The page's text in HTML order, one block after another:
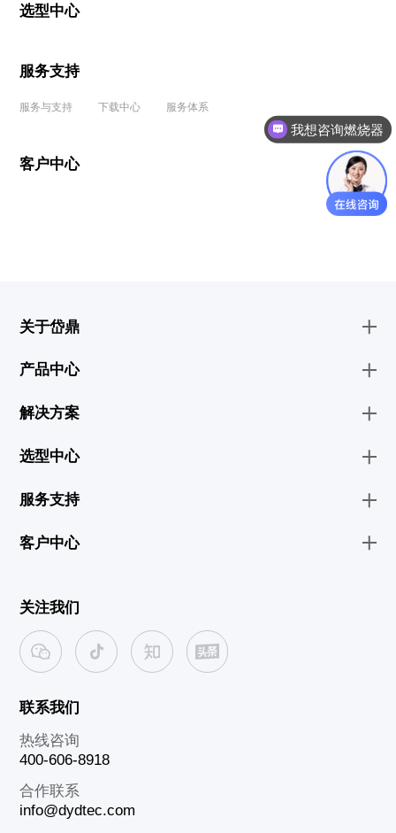
选型中心
服务支持
服务与支持 下载中心 服务体系
客户中心
关于岱鼎
产品中心
解决方案
选型中心
服务支持
客户中心
关注我们
联系我们
热线咨询
400-606-8918
合作联系
info@dydtec.com
我想咨询燃烧器